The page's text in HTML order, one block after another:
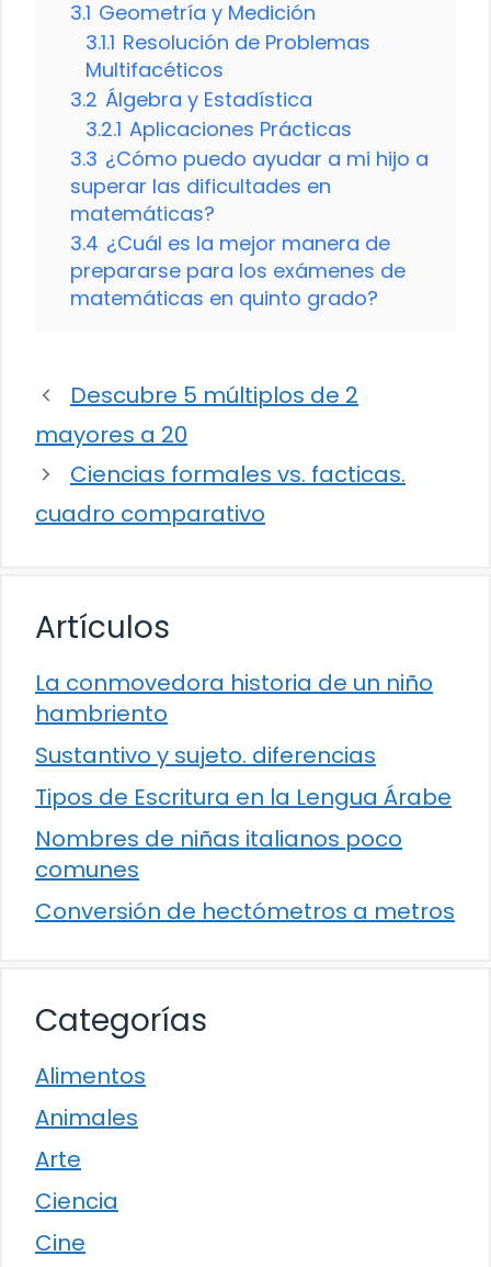
3.1 Geometría y Medición
3.1.1 Resolución de Problemas
Multifacéticos
3.2 Álgebra y Estadística
3.2.1 Aplicaciones Prácticas
3.3 ¿Cómo puedo ayudar a mi hijo a
superar las dificultades en
matemáticas?
3.4 ¿Cuál es la mejor manera de
prepararse para los exámenes de
matemáticas en quinto grado?
Descubre 5 múltiplos de 2
mayores a 20
Ciencias formales vs. facticas.
cuadro comparativo
Artículos
La conmovedora historia de un niño
hambriento
Sustantivo y sujeto. diferencias
Tipos de Escritura en la Lengua Árabe
Nombres de niñas italianos poco
comunes
Conversión de hectómetros a metros
Categorías
Alimentos
Animales
Arte
Ciencia
Cine